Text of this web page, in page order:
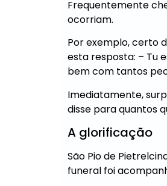
Frequentemente
ocorriam.
Por exemplo, certo
esta resposta: – Tu
bem com tantos
Imediatamente,
disse para quantos
A glorificação
São Pio de
funeral foi